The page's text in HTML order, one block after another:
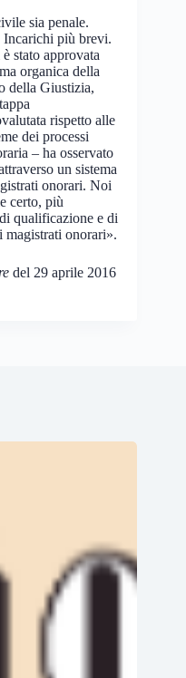
sia penale.
Incarichi più brevi.
stato approvata
organica della
della Giustizia,
rispetto alle
dei processi
– ha osservato
un sistema
onorari. Noi
certo, più
qualificazione e di
magistrati onorari».
del 29 aprile 2016